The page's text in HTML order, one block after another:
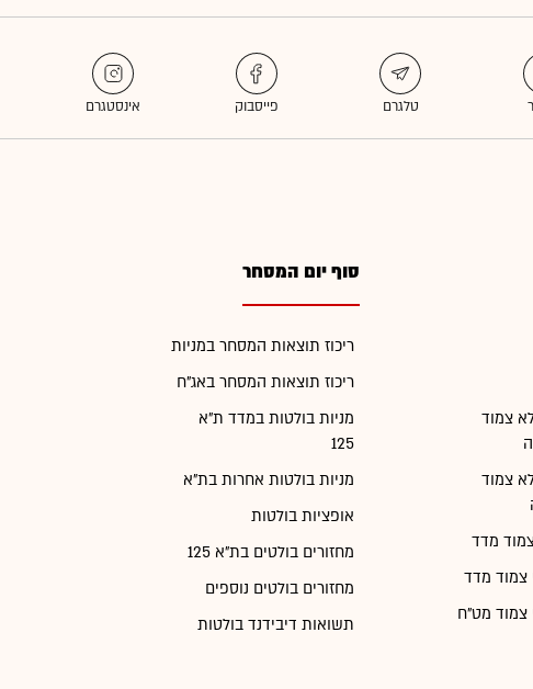
צמוד
צמוד
מדד
צמוד מדד
צמוד מט"ח
סוף יום המסחר
ריכוז תוצאות המסחר במניות
ריכוז תוצאות המסחר באג"ח
מניות בולטות במדד ת"א
125
מניות בולטות אחרות בת"א
אופציות בולטות
מחזורים בולטים בת"א 125
מחזורים בולטים נוספים
תשואות דיבידנד בולטות